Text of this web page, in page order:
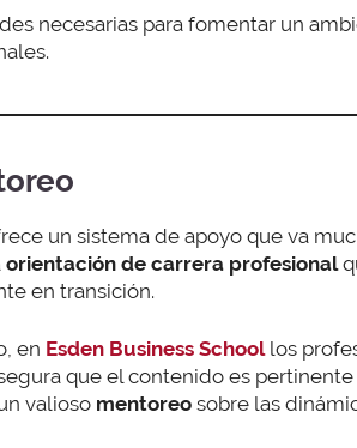
necesarias para fomentar un
un sistema de apoyo que va
orientación de carrera profesional
en transición.
en Esden Business Schoollos
que el contenido es
valioso mentoreo sobre las